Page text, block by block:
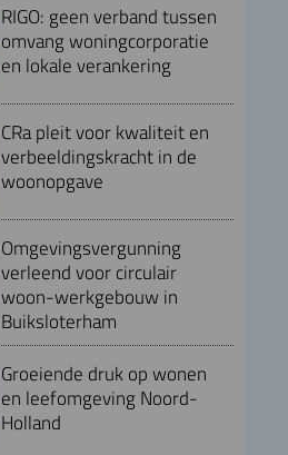
RIGO: geen verband tussen
omvang woningcorporatie
en lokale verankering
CRa pleit voor kwaliteit en
verbeeldingskracht in de
woonopgave
Omgevingsvergunning
verleend voor circulair
woon-werkgebouw in
Buiksloterham
Groeiende druk op wonen
en leefomgeving Noord-
Holland